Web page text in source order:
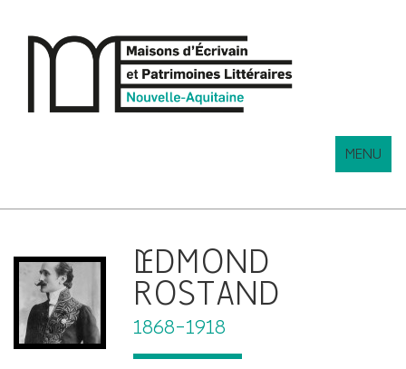
MENU
EDMOND
ROSTAND
1868-1918